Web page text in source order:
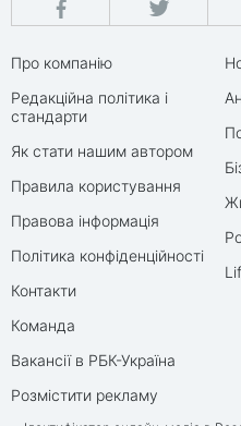
Про компанію
Редакційна політика і
стандарти
Як стати нашим автором
Правила користування
Правова інформація
Політика конфіденційності
Контакти
Команда
Вакансії в РБК-Україна
Розмістити рекламу